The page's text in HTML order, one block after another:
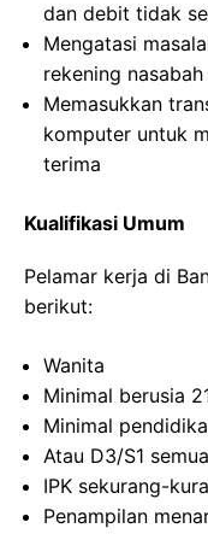
dan debit tidak
Mengatasi
rekening
Memasukkan
komputer untuk
terima
Kualifikasi Umum
Pelamar kerja di
berikut:
Wanita
Minimal berusia
Minimal
Atau D3/S1
IPK sekurang-
Penampilan